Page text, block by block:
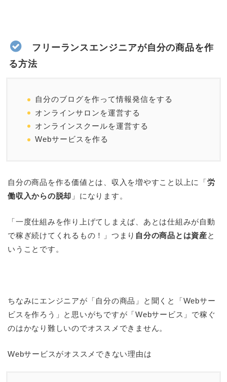
フリーランスエンジニアが自分の商品を作
る方法
自分のブログを作って情報発信をする
オンラインサロンを運営する
オンラインスクールを運営する
Webサービスを作る
自分の商品を作る価値とは、収入を増やすこと以上に「労
働収入からの脱却 」になります。
「一度仕組みを作り上げてしまえば、あとは仕組みが自動
で稼ぎ続けてくれるもの！」つまり 自分の商品とは資産と
いうことです。
ちなみにエンジニアが「自分の商品」と聞くと「Webサー
ビスを作ろう」と思いがちですが「Webサービス」で稼ぐ
のはかなり難しいのでオススメできません。
Webサービスがオススメできない理由は